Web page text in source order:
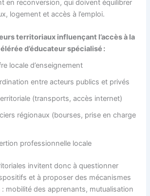
en reconversion, qui doivent équilibrer
logement et accès à l’emploi.
territoriaux influençant l’accès à la
d’éducateur spécialisé :
locale d’enseignement
entre acteurs publics et privés
(transports, accès internet)
régionaux (bourses, prise en charge
professionnelle locale
invitent donc à questionner
et à proposer des mécanismes
mobilité des apprenants, mutualisation